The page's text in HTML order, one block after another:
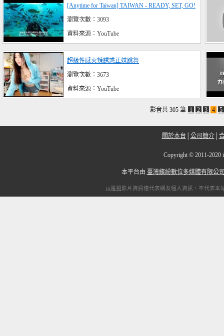
[Anytime for Taiwan] TAIWAN - READY, SET, GO!
瀏覽次數：3093
資料來源：YouTube
超級性感火辣誘惑正妹跳舞
瀏覽次數：3673
資料來源：YouTube
影音共 305 筆 1 2 3 4 5
關於本台 公司簡介│
Copyright © 2011-
本平台由 臺灣繽紛數位多媒體有限公
ip電視影片資訊僅代表網友個人資訊，不代表本